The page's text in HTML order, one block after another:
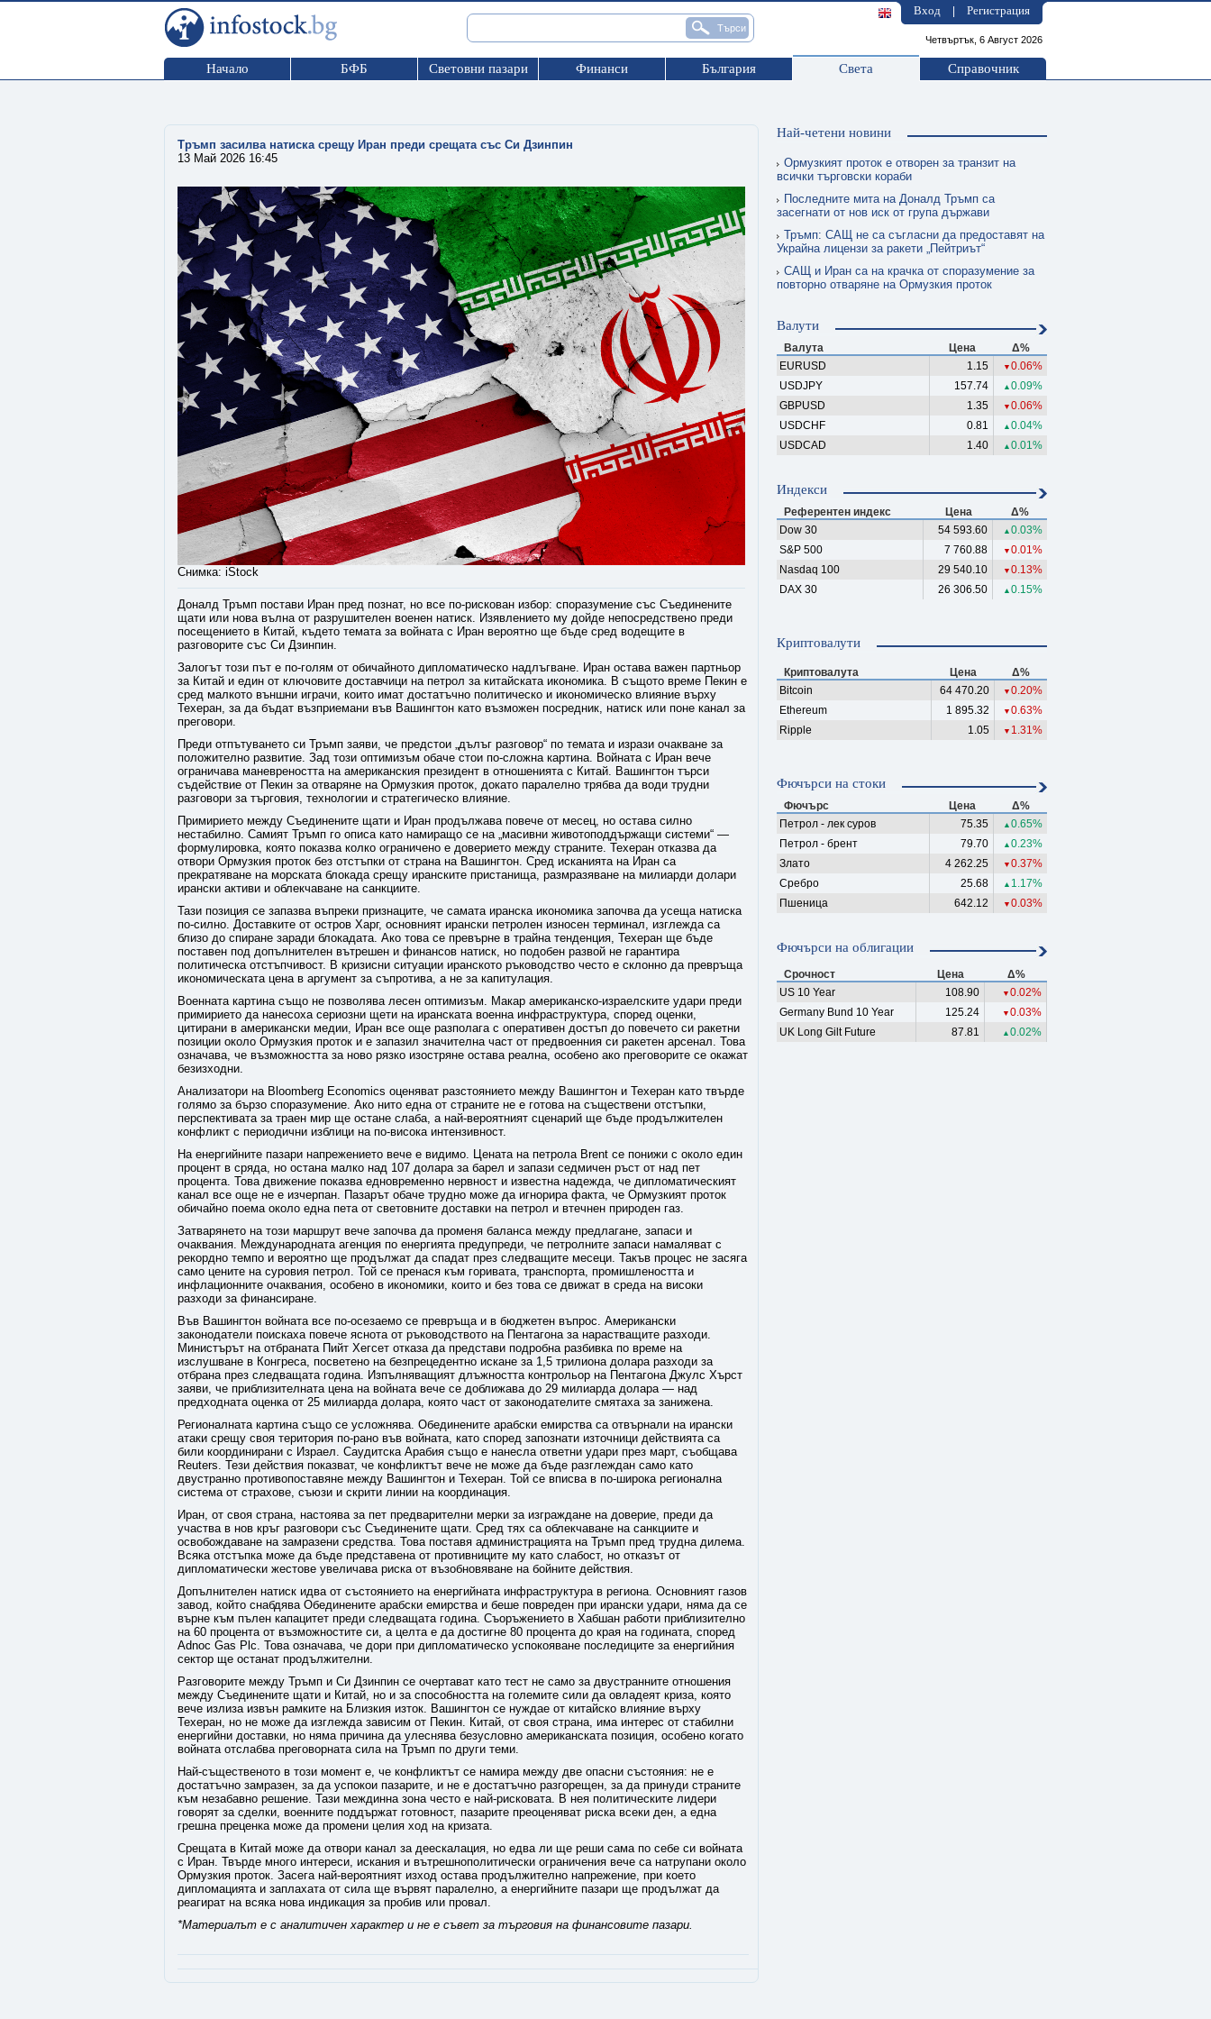
Вход Регистрация
Четвъртък, 6 Август 2026
Начало БФБ Световни пазари Финанси България Света Справочник
Тръмп засилва натиска срещу Иран преди срещата със Си Дзинпин
13 Май 2026 16:45
Снимка: iStock
Доналд Тръмп постави Иран пред познат, но все по-рискован избор: споразумение със Съединените
щати или нова вълна от разрушителен военен натиск. Изявлението му дойде непосредствено преди
посещението в Китай, където темата за войната с Иран вероятно ще бъде сред водещите в
разговорите със Си Дзинпин.
Залогът този път е по-голям от обичайното дипломатическо надлъгване. Иран остава важен партньор
за Китай и един от ключовите доставчици на петрол за китайската икономика. В същото време Пекин е
сред малкото външни играчи, които имат достатъчно политическо и икономическо влияние върху
Техеран, за да бъдат възприемани във Вашингтон като възможен посредник, натиск или поне канал за
преговори.
Преди отпътуването си Тръмп заяви, че предстои „дълъг разговор“ по темата и изрази очакване за
положително развитие. Зад този оптимизъм обаче стои по-сложна картина. Войната с Иран вече
ограничава маневреността на американския президент в отношенията с Китай. Вашингтон търси
съдействие от Пекин за отваряне на Ормузкия проток, докато паралелно трябва да води трудни
разговори за търговия, технологии и стратегическо влияние.
Примирието между Съединените щати и Иран продължава повече от месец, но остава силно
нестабилно. Самият Тръмп го описа като намиращо се на „масивни животоподдържащи системи“ —
формулировка, която показва колко ограничено е доверието между страните. Техеран отказва да
отвори Ормузкия проток без отстъпки от страна на Вашингтон. Сред исканията на Иран са
прекратяване на морската блокада срещу иранските пристанища, размразяване на милиарди долари
ирански активи и облекчаване на санкциите.
Тази позиция се запазва въпреки признаците, че самата иранска икономика започва да усеща натиска
по-силно. Доставките от остров Харг, основният ирански петролен износен терминал, изглежда са
близо до спиране заради блокадата. Ако това се превърне в трайна тенденция, Техеран ще бъде
поставен под допълнителен вътрешен и финансов натиск, но подобен развой не гарантира
политическа отстъпчивост. В кризисни ситуации иранското ръководство често е склонно да превръща
икономическата цена в аргумент за съпротива, а не за капитулация.
Военната картина също не позволява лесен оптимизъм. Макар американско-израелските удари преди
примирието да нанесоха сериозни щети на иранската военна инфраструктура, според оценки,
цитирани в американски медии, Иран все още разполага с оперативен достъп до повечето си ракетни
позиции около Ормузкия проток и е запазил значителна част от предвоенния си ракетен арсенал. Това
означава, че възможността за ново рязко изостряне остава реална, особено ако преговорите се окажат
безизходни.
Анализатори на Bloomberg Economics оценяват разстоянието между Вашингтон и Техеран като твърде
голямо за бързо споразумение. Ако нито една от страните не е готова на съществени отстъпки,
перспективата за траен мир ще остане слаба, а най-вероятният сценарий ще бъде продължителен
конфликт с периодични изблици на по-висока интензивност.
На енергийните пазари напрежението вече е видимо. Цената на петрола Brent се понижи с около един
процент в сряда, но остана малко над 107 долара за барел и запази седмичен ръст от над пет
процента. Това движение показва едновременно нервност и известна надежда, че дипломатическият
канал все още не е изчерпан. Пазарът обаче трудно може да игнорира факта, че Ормузкият проток
обичайно поема около една пета от световните доставки на петрол и втечнен природен газ.
Затварянето на този маршрут вече започва да променя баланса между предлагане, запаси и
очаквания. Международната агенция по енергията предупреди, че петролните запаси намаляват с
рекордно темпо и вероятно ще продължат да спадат през следващите месеци. Такъв процес не засяга
само цените на суровия петрол. Той се пренася към горивата, транспорта, промишлеността и
инфлационните очаквания, особено в икономики, които и без това се движат в среда на високи
разходи за финансиране.
Във Вашингтон войната все по-осезаемо се превръща и в бюджетен въпрос. Американски
законодатели поискаха повече яснота от ръководството на Пентагона за нарастващите разходи.
Министърът на отбраната Пийт Хегсет отказа да представи подробна разбивка по време на
изслушване в Конгреса, посветено на безпрецедентно искане за 1,5 трилиона долара разходи за
отбрана през следващата година. Изпълняващият длъжността контрольор на Пентагона Джулс Хърст
заяви, че приблизителната цена на войната вече се доближава до 29 милиарда долара — над
предходната оценка от 25 милиарда долара, която част от законодателите смятаха за занижена.
Регионалната картина също се усложнява. Обединените арабски емирства са отвърнали на ирански
атаки срещу своя територия по-рано във войната, като според запознати източници действията са
били координирани с Израел. Саудитска Арабия също е нанесла ответни удари през март, съобщава
Reuters. Тези действия показват, че конфликтът вече не може да бъде разглеждан само като
двустранно противопоставяне между Вашингтон и Техеран. Той се вписва в по-широка регионална
система от страхове, съюзи и скрити линии на координация.
Иран, от своя страна, настоява за пет предварителни мерки за изграждане на доверие, преди да
участва в нов кръг разговори със Съединените щати. Сред тях са облекчаване на санкциите и
освобождаване на замразени средства. Това поставя администрацията на Тръмп пред трудна дилема.
Всяка отстъпка може да бъде представена от противниците му като слабост, но отказът от
дипломатически жестове увеличава риска от възобновяване на бойните действия.
Допълнителен натиск идва от състоянието на енергийната инфраструктура в региона. Основният газов
завод, който снабдява Обединените арабски емирства и беше повреден при ирански удари, няма да се
върне към пълен капацитет преди следващата година. Съоръжението в Хабшан работи приблизително
на 60 процента от възможностите си, а целта е да достигне 80 процента до края на годината, според
Adnoc Gas Plc. Това означава, че дори при дипломатическо успокояване последиците за енергийния
сектор ще останат продължителни.
Разговорите между Тръмп и Си Дзинпин се очертават като тест не само за двустранните отношения
между Съединените щати и Китай, но и за способността на големите сили да овладеят криза, която
вече излиза извън рамките на Близкия изток. Вашингтон се нуждае от китайско влияние върху
Техеран, но не може да изглежда зависим от Пекин. Китай, от своя страна, има интерес от стабилни
енергийни доставки, но няма причина да улеснява безусловно американската позиция, особено когато
войната отслабва преговорната сила на Тръмп по други теми.
Най-същественото в този момент е, че конфликтът се намира между две опасни състояния: не е
достатъчно замразен, за да успокои пазарите, и не е достатъчно разгорещен, за да принуди страните
към незабавно решение. Тази междинна зона често е най-рисковата. В нея политическите лидери
говорят за сделки, военните поддържат готовност, пазарите преоценяват риска всеки ден, а една
грешна преценка може да промени целия ход на кризата.
Срещата в Китай може да отвори канал за деескалация, но едва ли ще реши сама по себе си войната
с Иран. Твърде много интереси, искания и вътрешнополитически ограничения вече са натрупани около
Ормузкия проток. Засега най-вероятният изход остава продължително напрежение, при което
дипломацията и заплахата от сила ще вървят паралелно, а енергийните пазари ще продължат да
реагират на всяка нова индикация за пробив или провал.
*Материалът е с аналитичен характер и не е съвет за търговия на финансовите пазари.
Най-четени новини
Ормузкият проток е отворен за транзит на
всички търговски кораби
Последните мита на Доналд Тръмп са
засегнати от нов иск от група държави
Тръмп: САЩ не са съгласни да предоставят на
Украйна лицензи за ракети „Пейтриът“
САЩ и Иран са на крачка от споразумение за
повторно отваряне на Ормузкия проток
Валути
Валута Цена
Δ%
EURUSD
1.15 ▼ 0.06%
USDJPY
157.74 ▲ 0.09%
GBPUSD
1.35 ▼ 0.06%
USDCHF
0.81 ▲ 0.04%
USDCAD
1.40 ▲ 0.01%
Индекси
Референтен индекс Цена
Δ%
Dow 30
54 593.60 ▲ 0.03%
S&P 500
7 760.88 ▼ 0.01%
Nasdaq 100
29 540.10 ▼ 0.13%
DAX 30
26 306.50 ▲ 0.15%
Криптовалути
Криптовалута Цена
Δ%
Bitcoin
64 470.20 ▼ 0.20%
Ethereum
1 895.32 ▼ 0.63%
Ripple
1.05 ▼ 1.31%
Фючърси на стоки
Фючърс Цена
Δ%
Петрол - лек суров
75.35 ▲ 0.65%
Петрол - брент
79.70 ▲ 0.23%
Злато
4 262.25 ▼ 0.37%
Сребро
25.68 ▲ 1.17%
Пшеница
642.12 ▼ 0.03%
Фючърси на облигации
Срочност Цена
Δ%
US 10 Year
108.90 ▼ 0.02%
Germany Bund 10 Year
125.24 ▼ 0.03%
UK Long Gilt Future
87.81 ▲ 0.02%